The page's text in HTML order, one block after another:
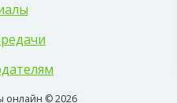
онлайн © 2026